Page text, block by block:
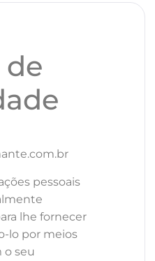
pessoais
lhe fornecer
lo por meios
o seu